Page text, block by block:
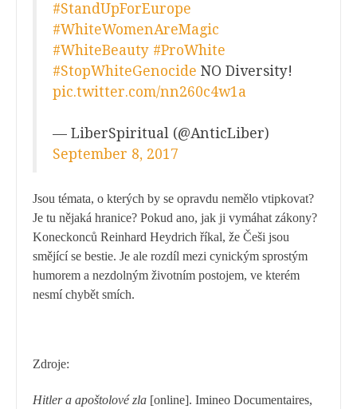
#StandUpForEurope
#WhiteWomenAreMagic
#WhiteBeauty #ProWhite
#StopWhiteGenocide NO Diversity!
pic.twitter.com/nn260c4w1a
— LiberSpiritual (@AnticLiber)
September 8, 2017
Jsou témata, o kterých by se opravdu nemělo vtipkovat?
Je tu nějaká hranice? Pokud ano, jak ji vymáhat zákony?
Koneckonců Reinhard Heydrich říkal, že Češi jsou
smějící se bestie. Je ale rozdíl mezi cynickým sprostým
humorem a nezdolným životním postojem, ve kterém
nesmí chybět smích.
Zdroje:
Hitler a apoštolové zla [online]. Imineo Documentaires,